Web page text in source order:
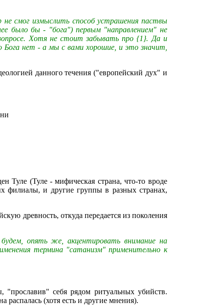
смог измыслить способ устрашения паствы
было бы - "бога") первым "направлением" не
Хотя не стоит забывать про {1}. Да и
Бога нет - а мы с вами хорошие, и это значит,
данного течения ("европейский дух" и
Туле (Туле - мифическая страна, что-то вроде
филиалы, и другие группы в разных странах,
древность, откуда передается из поколения
опять же, акцентировать внимание на
термина "сатанизм" применительно к
"прославив" себя рядом ритуальных убийств.
(хотя есть и другие мнения).